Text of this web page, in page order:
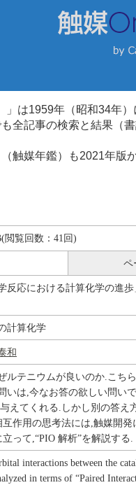
」は1959年（昭和34年
全記事の検索と結果（
触媒年鑑）も2021年
閲覧回数：41回)
ペ
反応における計算化学の進
計算化学
和
ルテニウムが良いのか.こち
いは,今なお答の欲しい問い
えてくれる.しかし別の答
作用の思考法には,触媒開
って,“PIO 解析”を解説する.
interactions between the
in terms of “Paired